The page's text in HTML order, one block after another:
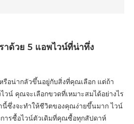
าด้วย 5 แอพไวน์ที่น่าทึ่ง
รือน่ากลัวขึ้นอยู่กับสิ่งที่คุณเลือก แต่ถ้า
น์ คุณจะเลือกขวดที่เหมาะสมได้อย่างไร
นี้ซึ่งจะทำให้ชีวิตของคุณง่ายขึ้นมาก ไวน์
ารซื้อไวน์ตัวเดิมที่คุณซื้อทุกสัปดาห์